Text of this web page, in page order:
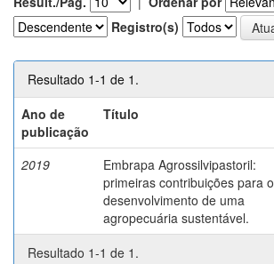
Registro(s)
Resultado 1-1 de 1.
Ano de
publicação
Título
2019
Embrapa Agrossilvipastoril:
primeiras contribuições para o
desenvolvimento de uma
agropecuária sustentável.
Resultado 1-1 de 1.